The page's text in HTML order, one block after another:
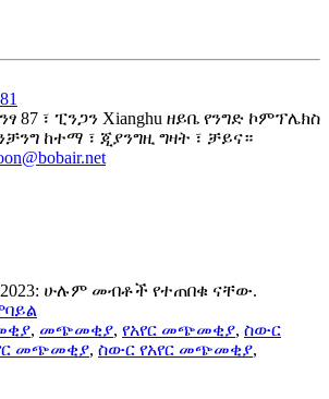
87 ፣ ፒንጋን Xianghu ዘይቤ የንግድ ኮምፕሌክስ
ከተማ ፣ ጂያንግዚ ግዛት ፣ ቻይና።
2023: ሁሉም መብቶች የተጠበቁ ናቸው.
, መጭመቂያ, የአየር መጭመቂያ, ስውር
መጭመቂያ, ስውር የአየር መጭመቂያ,